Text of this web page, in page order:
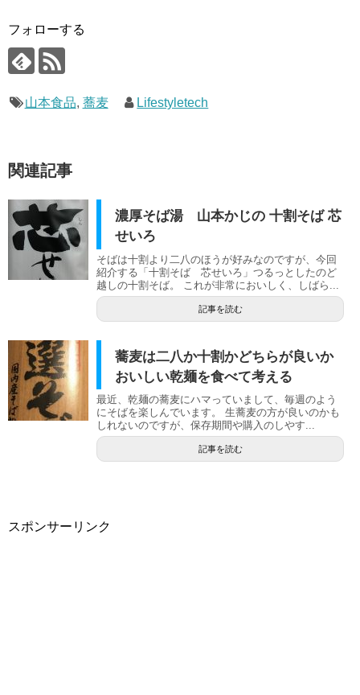
フォローする
山本食品, 蕎麦 Lifestyletech
関連記事
濃厚そば湯 山本かじの 十割そば 芯
せいろ
そばは十割より二八のほうが好みなのですが、今回
紹介する「十割そば 芯せいろ」つるっとしたのど
越しの十割そば。 これが非常においしく、しばら...
記事を読む
蕎麦は二八か十割かどちらが良いか
おいしい乾麺を食べて考える
最近、乾麺の蕎麦にハマっていまして、毎週のよう
にそばを楽しんでいます。 生蕎麦の方が良いのかも
しれないのですが、保存期間や購入のしやす...
記事を読む
スポンサーリンク